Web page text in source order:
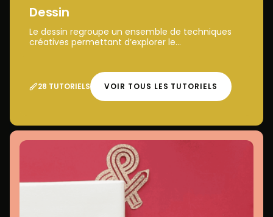
Dessin
Le dessin regroupe un ensemble de techniques
créatives permettant d’explorer le...
28 TUTORIELS VOIR TOUS LES TUTORIELS